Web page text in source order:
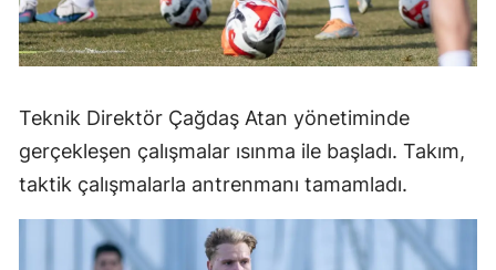
Teknik Direktör Çağdaş Atan yönetiminde
gerçekleşen çalışmalar ısınma ile başladı. Takım,
taktik çalışmalarla antrenmanı tamamladı.